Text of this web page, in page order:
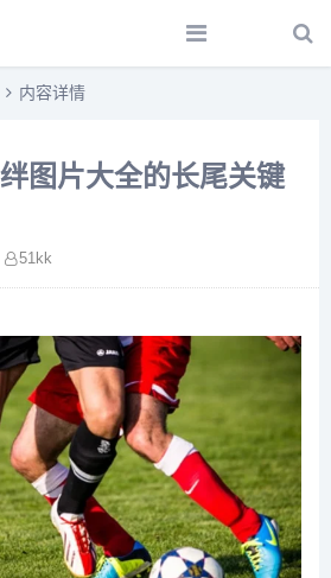
内容详情
图片大全的长尾关键
51kk